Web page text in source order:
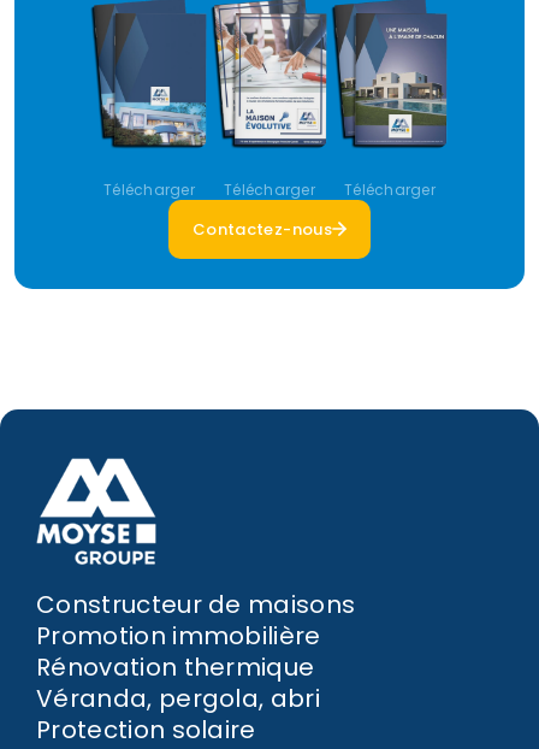
Télécharger Télécharger Télécharger
Contactez-nous
Constructeur de maisons
Promotion immobilière
Rénovation thermique
Véranda, pergola, abri
Protection solaire